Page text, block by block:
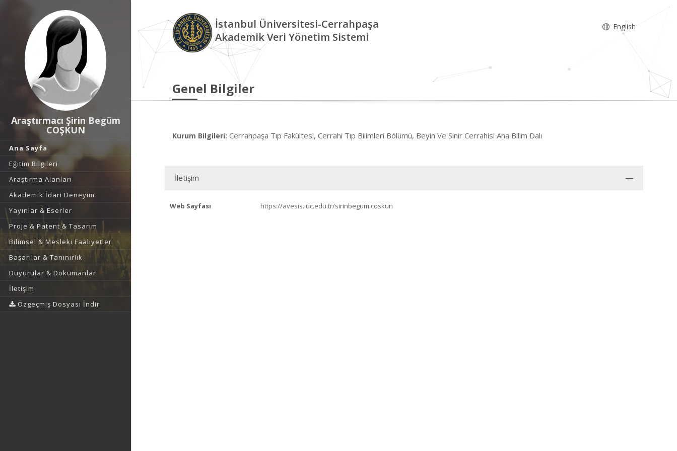
Araştırmacı Şirin Begüm
COŞKUN
Ana Sayfa
Eğitim Bilgileri
Araştırma Alanları
Akademik İdari Deneyim
Yayınlar & Eserler
Proje & Patent & Tasarım
Bilimsel & Mesleki Faaliyetler
Başarılar & Tanınırlık
Duyurular & Dokümanlar
İletişim
Özgeçmiş Dosyası İndir
İstanbul Üniversitesi-Cerrahpaşa
Akademik Veri Yönetim Sistemi
English
Genel Bilgiler
Kurum Bilgileri: Cerrahpaşa Tıp Fakültesi, Cerrahi Tıp Bilimleri Bölümü, Beyin Ve Sinir Cerrahisi Ana Bilim Dalı
İletişim
Web Sayfası https://avesis.iuc.edu.tr/sirinbegum.coskun